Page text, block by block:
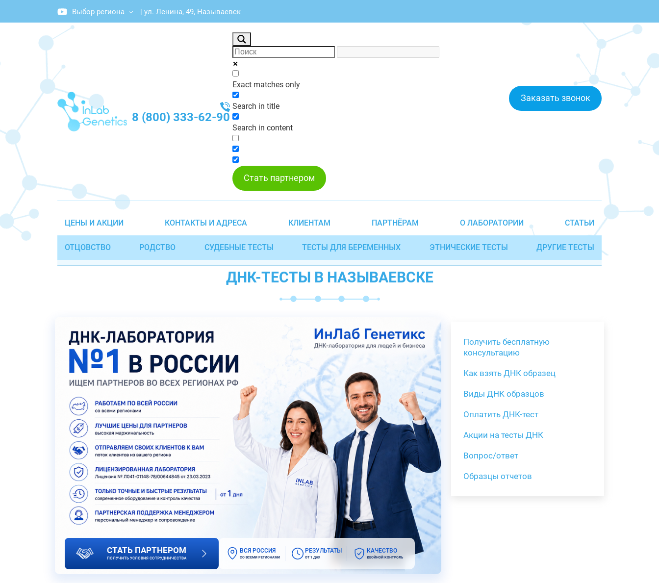
Выбор региона | ул. Ленина, 49, Называевск
8 (800) 333-62-90
Exact matches only
Search in title
Search in content
Заказать звонок
Стать партнером
ЦЕНЫ И АКЦИИ КОНТАКТЫ И АДРЕСА КЛИЕНТАМ ПАРТНЁРАМ О ЛАБОРАТОРИИ СТАТЬИ
ОТЦОВСТВО РОДСТВО СУДЕБНЫЕ ТЕСТЫ ТЕСТЫ ДЛЯ БЕРЕМЕННЫХ ЭТНИЧЕСКИЕ ТЕСТЫ ДРУГИЕ ТЕСТЫ
ДНК-ТЕСТЫ В НАЗЫВАЕВСКЕ
СТАТЬ ПАРТНЕРОМ
ПОЛУЧИТЬ УСЛОВИЯ СОТРУДНИЧЕСТВА
ВСЯ РОССИЯ
СО ВСЕМИ РЕГИОНАМИ
РЕЗУЛЬТАТЫ
ОТ 1 ДНЯ
КАЧЕСТВО
ДВОЙНОЙ КОНТРОЛЬ
Получить бесплатную
консультацию
Как взять ДНК образец
Виды ДНК образцов
Оплатить ДНК-тест
Акции на тесты ДНК
Вопрос/ответ
Образцы отчетов